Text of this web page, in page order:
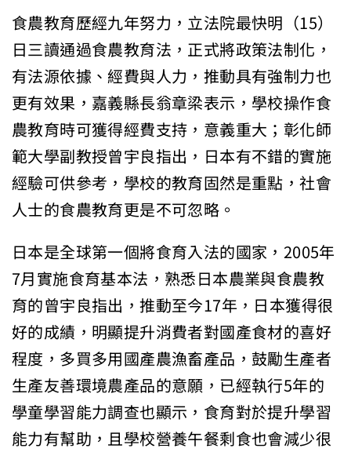
食農教育歷經九年努力，立法院最快明（15）
日三讀通過食農教育法，正式將政策法制化，
有法源依據、經費與人力，推動具有強制力也
更有效果，嘉義縣長翁章梁表示，學校操作食
農教育時可獲得經費支持，意義重大；彰化師
範大學副教授曾宇良指出，日本有不錯的實施
經驗可供參考，學校的教育固然是重點，社會
人士的食農教育更是不可忽略。
日本是全球第一個將食育入法的國家，2005年
7月實施食育基本法，熟悉日本農業與食農教
育的曾宇良指出，推動至今17年，日本獲得很
好的成績，明顯提升消費者對國產食材的喜好
程度，多買多用國產農漁畜產品，鼓勵生產者
生產友善環境農產品的意願，已經執行5年的
學童學習能力調查也顯示，食育對於提升學習
能力有幫助，且學校營養午餐剩食也會減少很